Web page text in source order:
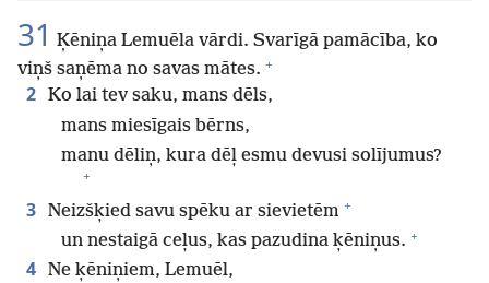
31 Ķēniņa Lemuēla vārdi. Svarīgā pamācība, ko
viņš saņēma no savas mātes. +
2 Ko lai tev saku, mans dēls,
mans miesīgais bērns,
manu dēliņ, kura dēļ esmu devusi solījumus?
+
3 Neizšķied savu spēku ar sievietēm +
un nestaigā ceļus, kas pazudina ķēniņus. +
4 Ne ķēniņiem, Lemuēl,